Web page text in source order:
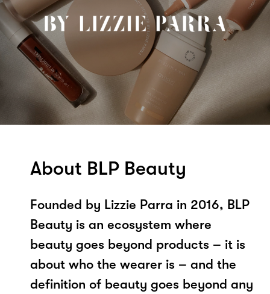
About BLP Beauty
Founded by Lizzie Parra in 2016, BLP
Beauty is an ecosystem where
beauty goes beyond products – it is
about who the wearer is – and the
definition of beauty goes beyond any